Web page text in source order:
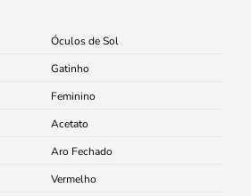
Óculos de Sol
Gatinho
Feminino
Acetato
Aro Fechado
Vermelho